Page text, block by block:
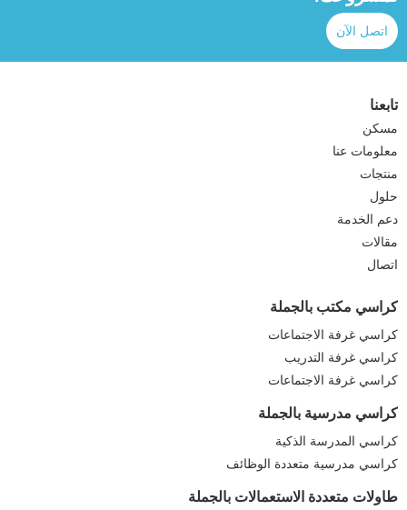
اتصل الآن
تابعنا
مسكن
معلومات عنا
منتجات
حلول
دعم الخدمة
مقالات
اتصال
كراسي مكتب بالجملة
كراسي غرفة الاجتماعات
كراسي غرفة التدريب
كراسي غرفة الاجتماعات
كراسي مدرسية بالجملة
كراسي المدرسة الذكية
كراسي مدرسية متعددة الوظائف
طاولات متعددة الاستعمالات بالجملة